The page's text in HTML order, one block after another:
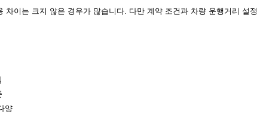
이는 크지 않은 경우가 많습니다. 다만 계약 조건과 차량 운행거리 설
양